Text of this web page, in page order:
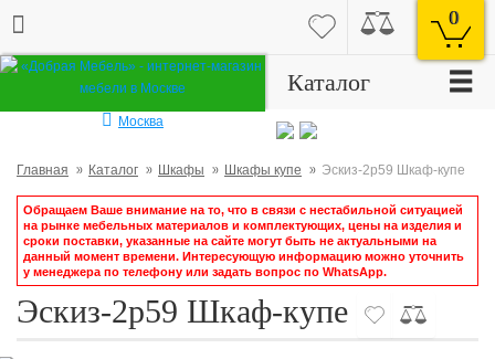
0
Москва
Каталог ☰
Главная Каталог Шкафы Шкафы купе Эскиз-2р59 Шкаф-купе
Обращаем Ваше внимание на то, что в связи с нестабильной ситуацией
на рынке мебельных материалов и комплектующих, цены на изделия и
сроки поставки, указанные на сайте могут быть не актуальными на
данный момент времени. Интересующую информацию можно уточнить
у менеджера по телефону или задать вопрос по WhatsApp.
Эскиз-2р59 Шкаф-купе